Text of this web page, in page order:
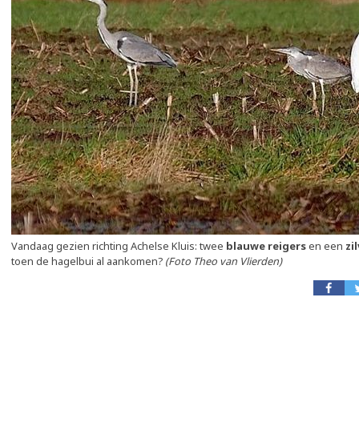
Vandaag gezien richting Achelse Kluis: twee blauwe reigersen een
toen de hagelbui al aankomen? (Foto Theo van Vlierden)